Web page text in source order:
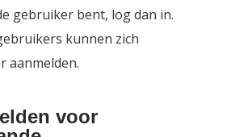
gebruiker bent, log dan in.
kunnen zich
aanmelden.
voor